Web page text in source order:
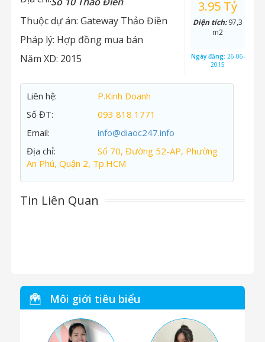
Thuộc dự án: Gateway Thảo Điền
Pháp lý: Hợp đồng mua bán
Năm XD: 2015
3.95 Tỷ
Diện tích:97,3
m2
Ngày đăng: 26-06-
2015
Liên hệ:
P.Kinh Doanh
Số ĐT:
093 818 1771
Email:
info@diaoc247.info
Địa chỉ:
Số 70, Đường 52-AP, Phường
An Phú, Quận 2, Tp.HCM
Tin Liên Quan
Môi giới tiêu biểu